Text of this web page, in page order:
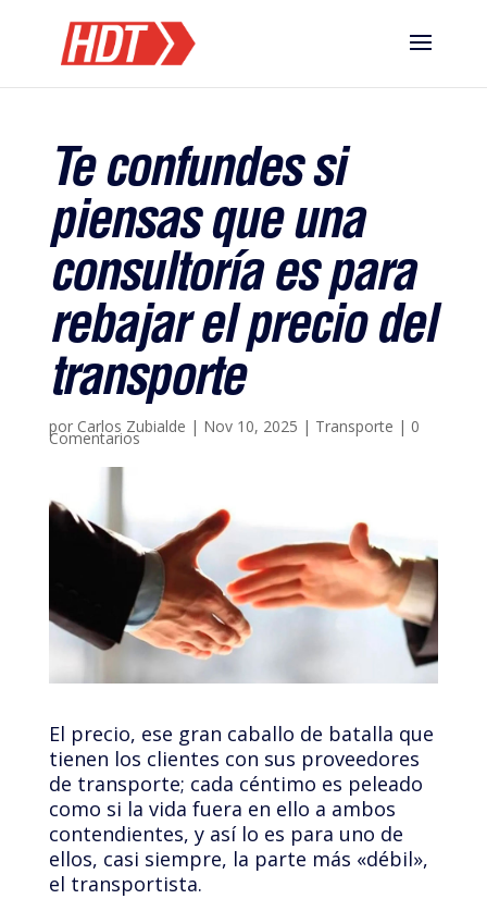
Te confundes si
piensas que una
consultoría es para
rebajar el precio del
transporte
por Carlos Zubialde | Nov 10, 2025 | Transporte | 0
Comentarios
El precio, ese gran caballo de batalla que
tienen los clientes con sus proveedores
de transporte; cada céntimo es peleado
como si la vida fuera en ello a ambos
contendientes, y así lo es para uno de
ellos, casi siempre, la parte más «débil»,
el transportista.